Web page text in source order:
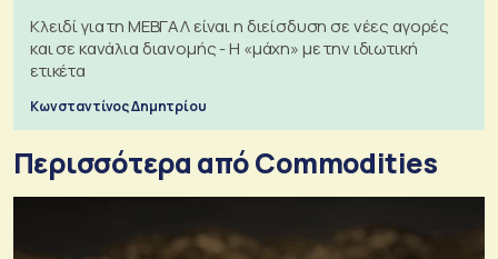
Κλειδί για τη ΜΕΒΓΑΛ είναι η διείσδυση σε νέες αγορές
και σε κανάλια διανομής - Η «μάχη» με την ιδιωτική
ετικέτα
Κωνσταντίνος Δημητρίου
Περισσότερα από Commodities